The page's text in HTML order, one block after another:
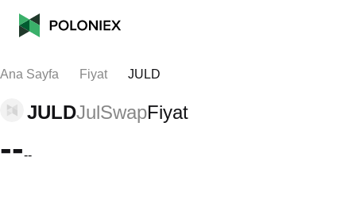
Ana Sayfa Fiyat JULD
JULDJulSwapFiyat
----